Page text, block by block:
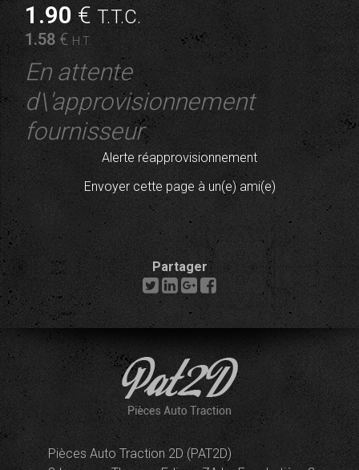
1.90€T.T.C.
1.58 €H.T.
En attente
d\'approvisionnement
fournisseur
Alerte réapprovisionnement
Envoyer cette page à un(e) ami(e)
Partager
Pièces Auto Traction 2D (PAT2D)